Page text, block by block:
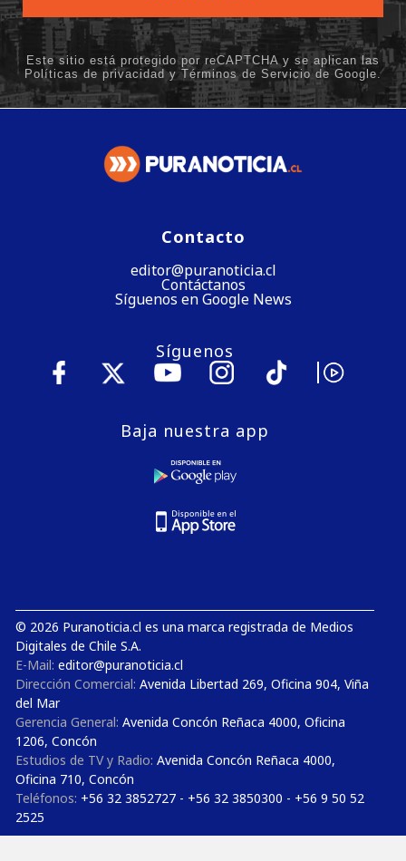
Contacto
editor@puranoticia.cl
Contáctanos
Síguenos en Google News
Síguenos
Baja nuestra app
© 2026 Puranoticia.cl es una marca registrada de Medios
Digitales de Chile S.A.
E-Mail: editor@puranoticia.cl
Dirección Comercial: Avenida Libertad 269, Oficina 904, Viña
del Mar
Gerencia General: Avenida Concón Reñaca 4000, Oficina
1206, Concón
Estudios de TV y Radio: Avenida Concón Reñaca 4000,
Oficina 710, Concón
Teléfonos: +56 32 3852727 - +56 32 3850300 - +56 9 50 52
2525